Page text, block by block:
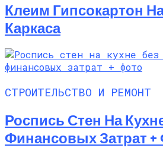
Клеим Гипсокартон
Каркаса
СТРОИТЕЛЬСТВО И РЕМОНТ
Роспись Стен На
Финансовых Затрат +